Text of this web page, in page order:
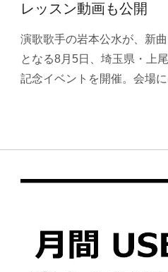
レッスン動画も公開
演歌歌手の岩本公水が、新
となる8月5日、埼玉県・上
記念イベントを開催。会場